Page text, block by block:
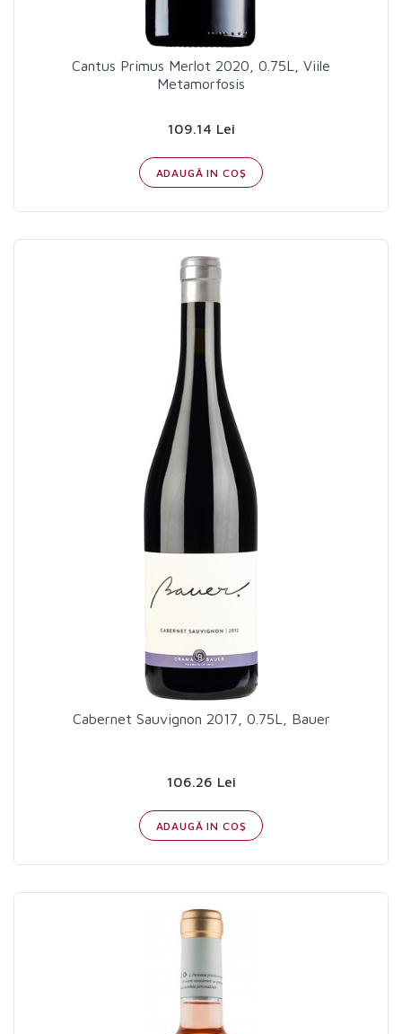
Cantus Primus Merlot 2020, 0.75L, Viile
Metamorfosis
109.14 Lei
ADAUGĂ IN COŞ
Cabernet Sauvignon 2017, 0.75L, Bauer
106.26 Lei
ADAUGĂ IN COŞ